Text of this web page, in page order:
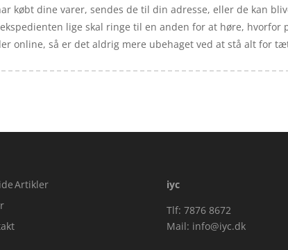
købt dine varer, sendes de til din adresse, eller de kan
lige skal ringe til en anden for at høre,
online, så er det aldrig mere ubehaget ved at stå alt for
Artikler
iyc
Tlf: 7876 8672
Mail: info@iyc.dk